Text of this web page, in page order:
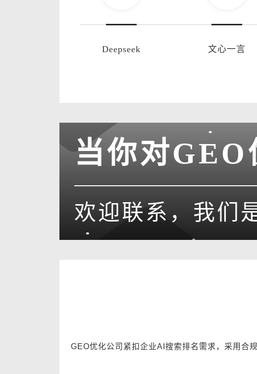
Deepseek 文心一言
当你对GEO
欢迎联系，我们
GEO优化公司紧扣企业AI搜索排名需求，采用合